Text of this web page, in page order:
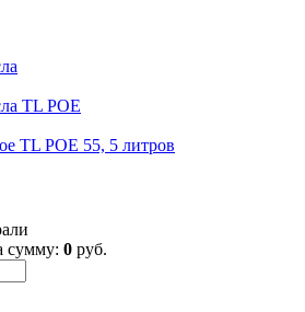
TL POE
TL POE 55, 5 литров
сумму: 0 руб.